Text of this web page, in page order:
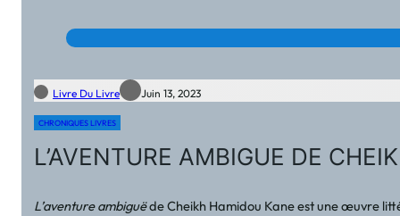
Livre Du Livre Juin 13, 2023
CHRONIQUES LIVRES
L’AVENTURE AMBIGUE DE
L’aventure ambiguëde Cheikh Hamidou Kane est une œuvre